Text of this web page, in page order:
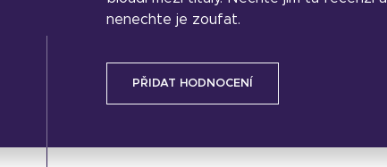
nenechte je zoufat.
PŘIDAT HODNOCENÍ